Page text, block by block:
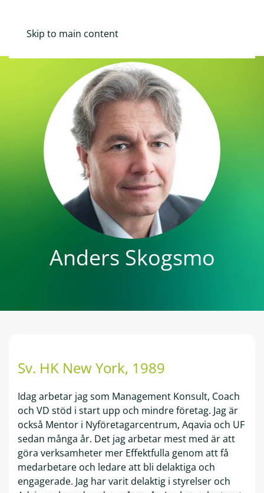
Skip to main content
Anders Skogsmo
Sv. HK New York, 1989
Idag arbetar jag som Management Konsult, Coach
och VD stöd i start upp och mindre företag. Jag är
också Mentor i Nyföretagarcentrum, Aqavia och UF
sedan många år. Det jag arbetar mest med är att
göra verksamheter mer Effektfulla genom att få
medarbetare och ledare att bli delaktiga och
engagerade. Jag har varit delaktig i styrelser och